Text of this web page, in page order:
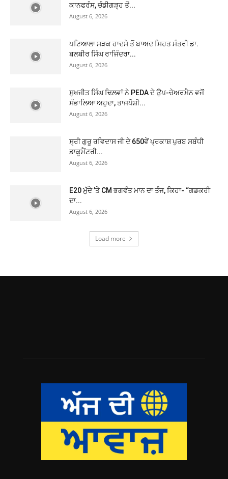
ਕਾਨਫਰੰਸ, ਚੰਡੀਗੜ੍ਹ ਤੋਂ...
August 6, 2026
ਪਟਿਆਲਾ ਸੜਕ ਹਾਦਸੇ ਤੋਂ ਬਾਅਦ ਸਿਹਤ ਮੰਤਰੀ ਡਾ.
ਬਲਬੀਰ ਸਿੰਘ ਰਾਜਿੰਦਰਾ...
August 6, 2026
ਸੁਖਜੀਤ ਸਿੰਘ ਢਿਲਵਾਂ ਨੇ PEDA ਦੇ ਉਪ-ਚੇਅਰਮੈਨ ਵਜੋਂ
ਸੰਭਾਲਿਆ ਅਹੁਦਾ, ਤਾਜਪੋਸ਼ੀ...
August 6, 2026
ਸ੍ਰੀ ਗੁਰੂ ਰਵਿਦਾਸ ਜੀ ਦੇ 650ਵੇਂ ਪ੍ਰਕਾਸ਼ ਪੁਰਬ ਸਬੰਧੀ
ਡਾਕੂਮੈਂਟਰੀ...
August 6, 2026
E20 ਮੁੱਦੇ ’ਤੇ CM ਭਗਵੰਤ ਮਾਨ ਦਾ ਤੰਜ, ਕਿਹਾ- “ਗਡਕਰੀ
ਦਾ...
August 6, 2026
Load more